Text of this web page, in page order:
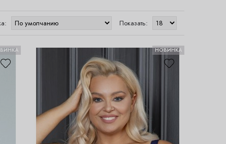
Показать:
НОВИНКА